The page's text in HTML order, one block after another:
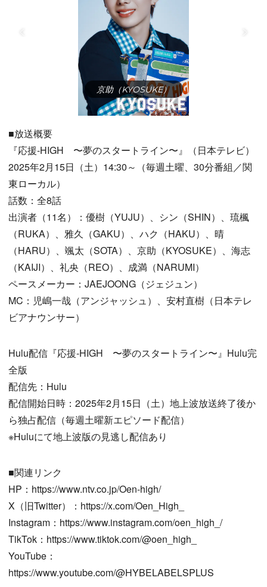
京助（KYOSUKE）
■放送概要
『応援-HIGH 〜夢のスタートライン〜』（日本テレビ）
2025年2月15日（土）14:30～（毎週土曜、30分番組／関
東ローカル）
話数：全8話
出演者（11名）：優樹（YUJU）、シン（SHIN）、琉楓
（RUKA）、雅久（GAKU）、ハク（HAKU）、晴
（HARU）、颯太（SOTA）、京助（KYOSUKE）、海志
（KAIJI）、礼央（REO）、成満（NARUMI）
ペースメーカー：JAEJOONG（ジェジュン）
MC：児嶋一哉（アンジャッシュ）、安村直樹（日本テレ
ビアナウンサー）
Hulu配信『応援-HIGH 〜夢のスタートライン〜』Hulu完
全版
配信先：Hulu
配信開始日時：2025年2月15日（土）地上波放送終了後か
ら独占配信（毎週土曜新エピソード配信）
※Huluにて地上波版の見逃し配信あり
■関連リンク
HP：https://www.ntv.co.jp/Oen-high/
X（旧Twitter）：https://x.com/Oen_High_
Instagram：https://www.instagram.com/oen_high_/
TikTok：https://www.tiktok.com/@oen_high_
YouTube：
https://www.youtube.com/@HYBELABELSPLUS